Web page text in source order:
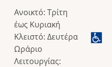
Ανοικτό: Τρίτη
έως Κυριακή
Κλειστό: Δευτέρα
Ωράριο
Λειτουργίας: